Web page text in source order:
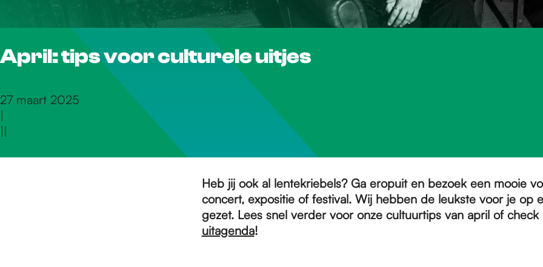
April: tips voor culturele uitjes
27 maart 2025
|
||
Heb jij ook al lentekriebels? Ga eropuit en bezoek een mooie
concert, expositie of festival. Wij hebben de leukste voor je op
gezet. Lees snel verder voor onze cultuurtips van april of check
uitagenda!